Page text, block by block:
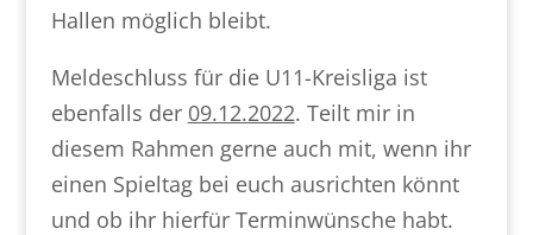
Hallen möglich bleibt.
Meldeschluss für die U11-Kreisliga ist
ebenfalls der 09.12.2022. Teilt mir in
diesem Rahmen gerne auch mit, wenn ihr
einen Spieltag bei euch ausrichten könnt
und ob ihr hierfür Terminwünsche habt.